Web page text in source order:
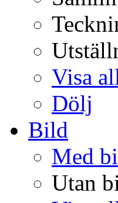
Visa
Dölj
Bild
Med
Utan